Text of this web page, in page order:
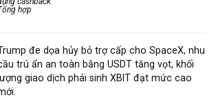
hợp
đe dọa hủy bỏ trợ cấp cho SpaceX, nhu
trú ẩn an toàn bằng USDT tăng vọt, khối
lượng giao dịch phái sinh XBIT đạt mức cao